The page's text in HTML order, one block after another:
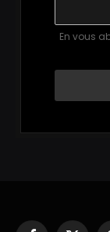
En vous